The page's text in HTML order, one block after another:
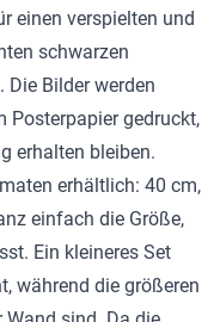
einen verspielten und
schwarzen
Die Bilder werden
Posterpapier gedruckt,
erhalten bleiben.
erhältlich: 40 cm,
einfach die Größe,
Ein kleineres Set
während die größeren